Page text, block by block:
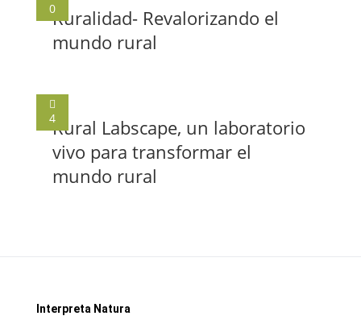
0Ruralidad- Revalorizando el
mundo rural
4Rural Labscape, un laboratorio
vivo para transformar el
mundo rural
Interpreta Natura